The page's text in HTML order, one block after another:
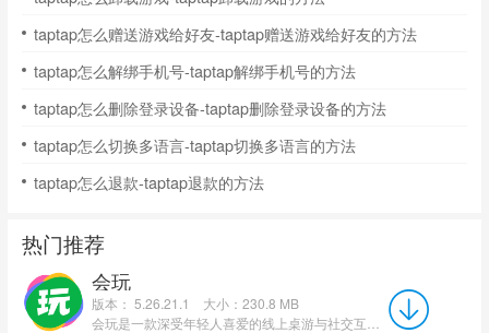
taptap怎么赠送游戏给好友-taptap赠送游戏给好友的方法
taptap怎么解绑手机号-taptap解绑手机号的方法
taptap怎么删除登录设备-taptap删除登录设备的方法
taptap怎么切换多语言-taptap切换多语言的方法
taptap怎么退款-taptap退款的方法
热门推荐
会玩
版本： 5.26.21.1
大小：230.8 MB